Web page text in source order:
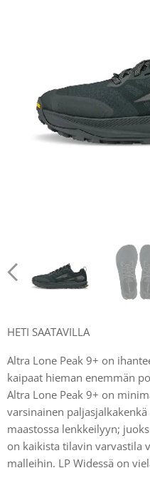
HETI SAATAVILLA
Altra Lone Peak 9+ on
kaipaat hieman enemmän
Altra Lone Peak 9+ on
varsinainen
maastossa lenkkeilyyn;
on kaikista tilavin varvastila
malleihin. LP Widessä on